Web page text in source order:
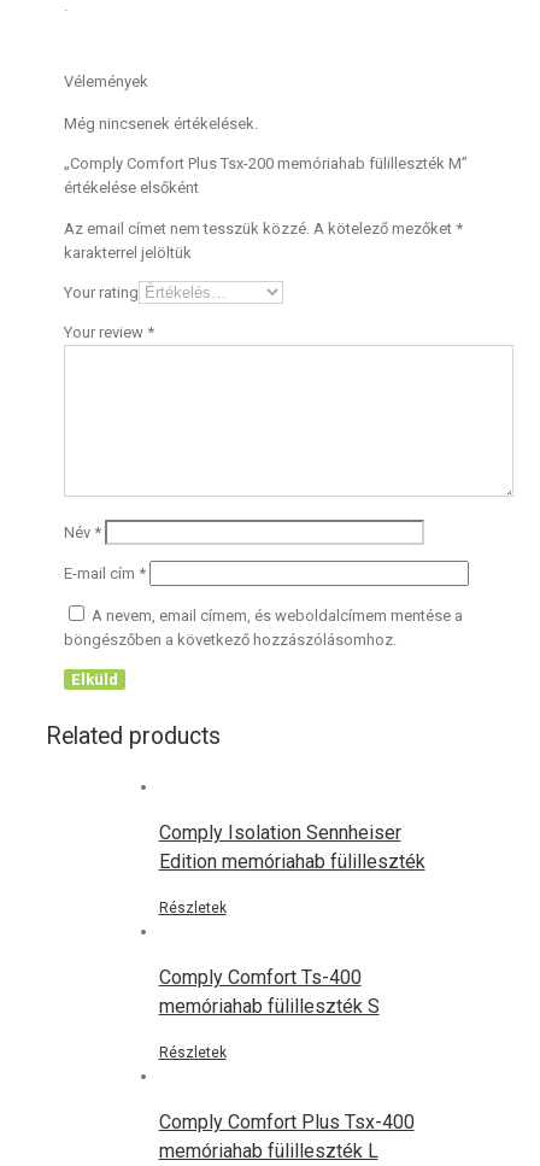
.
Vélemények
Még nincsenek értékelések.
„Comply Comfort Plus Tsx-200 memóriahab fülilleszték M”
értékelése elsőként
Az email címet nem tesszük közzé. A kötelező mezőket *
karakterrel jelöltük
Your rating
Your review *
Név *
E-mail cím *
A nevem, email címem, és weboldalcímem mentése a
böngészőben a következő hozzászólásomhoz.
Related products
Comply Isolation Sennheiser
Edition memóriahab fülilleszték
Részletek
Comply Comfort Ts-400
memóriahab fülilleszték S
Részletek
Comply Comfort Plus Tsx-400
memóriahab fülilleszték L